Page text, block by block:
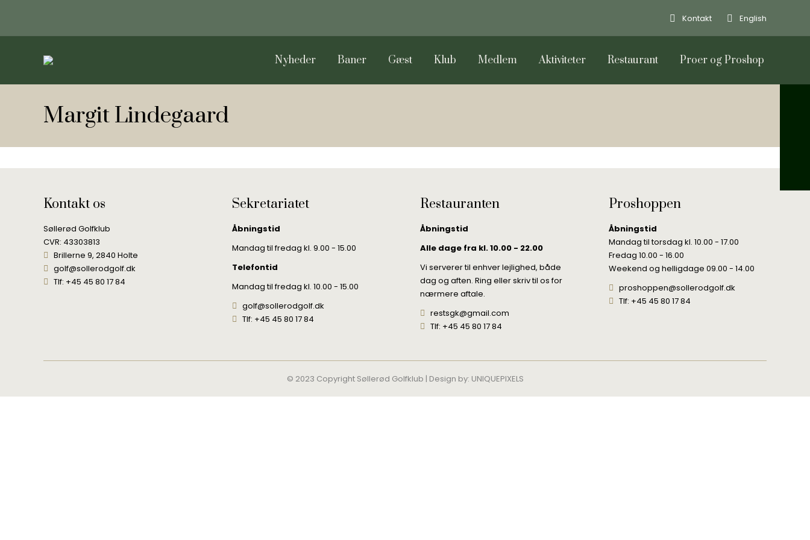
Kontakt English
Nyheder Baner Gæst Klub Medlem Aktiviteter Restaurant Proer og Proshop
Margit Lindegaard
Kontakt os
Søllerød Golfklub
CVR: 43303813
Brillerne 9, 2840 Holte
golf@sollerodgolf.dk
Tlf: +45 45 80 17 84
Sekretariatet
Åbningstid
Mandag til fredag kl. 9.00 - 15.00
Telefontid
Mandag til fredag kl. 10.00 - 15.00
golf@sollerodgolf.dk
Tlf: +45 45 80 17 84
Restauranten
Åbningstid
Alle dage fra kl. 10.00 - 22.00
Vi serverer til enhver lejlighed, både
dag og aften. Ring eller skriv til os for
nærmere aftale.
restsgk@gmail.com
Tlf: +45 45 80 17 84
Proshoppen
Åbningstid
Mandag til torsdag kl. 10.00 - 17.00
Fredag 10.00 - 16.00
Weekend og helligdage 09.00 - 14.00
proshoppen@sollerodgolf.dk
Tlf: +45 45 80 17 84
© 2023 Copyright Søllerød Golfklub | Design by: UNIQUEPIXELS